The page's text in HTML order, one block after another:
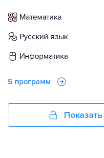
математика
русский язык
информатика
5 программ